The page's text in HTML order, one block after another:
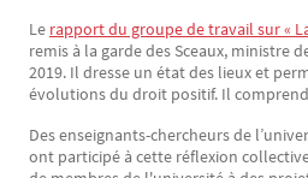
Le rapport du groupe de travail sur «
remis à la garde des Sceaux, ministre
2019. Il dresse un état des lieux et
évolutions du droit positif. Il
Des enseignants-chercheurs de
ont participé à cette réflexion